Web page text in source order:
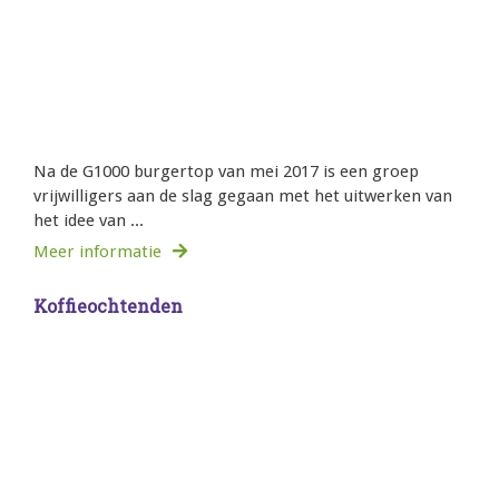
Na de G1000 burgertop van mei 2017 is een groep
vrijwilligers aan de slag gegaan met het uitwerken van
het idee van ...
Meer informatie
Koffieochtenden